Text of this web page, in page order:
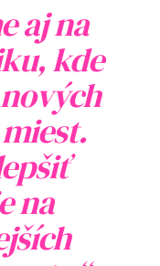
aj na
kde
na